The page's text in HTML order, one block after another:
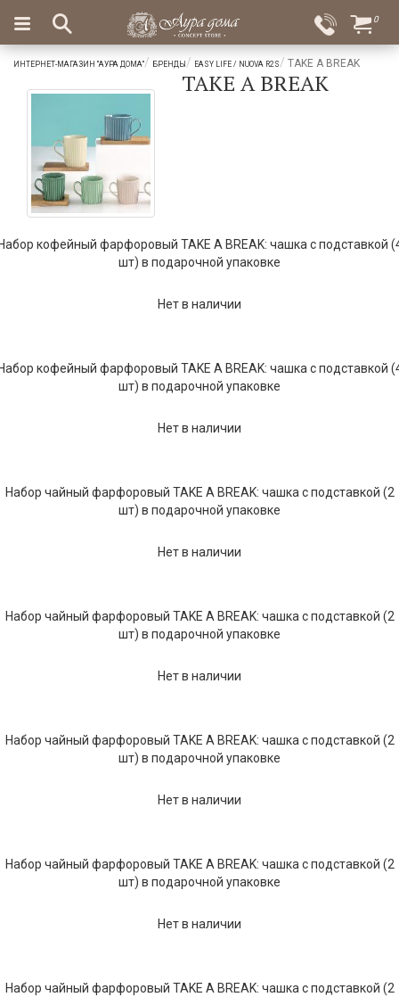
Вход
Избранное
×
Ароматы
для
дома
Бар
и
хрусталь
Столовые
Декор
0
ИНТЕРНЕТ-МАГАЗИН "АУРА ДОМА" БРЕНДЫ EASY LIFE / NUOVA R2S TAKE A BREAK
TAKE A BREAK
кофейный фарфоровый TAKE A BREAK: чашка с подставкой
шт) в подарочной упаковке
Нет в наличии
кофейный фарфоровый TAKE A BREAK: чашка с подставкой
шт) в подарочной упаковке
Нет в наличии
Набор чайный фарфоровый TAKE A BREAK: чашка с подставкой (2
шт) в подарочной упаковке
Нет в наличии
Набор чайный фарфоровый TAKE A BREAK: чашка с подставкой (2
шт) в подарочной упаковке
Нет в наличии
Набор чайный фарфоровый TAKE A BREAK: чашка с подставкой (2
шт) в подарочной упаковке
Нет в наличии
Набор чайный фарфоровый TAKE A BREAK: чашка с подставкой (2
шт) в подарочной упаковке
Нет в наличии
Набор чайный фарфоровый TAKE A BREAK: чашка с подставкой (2